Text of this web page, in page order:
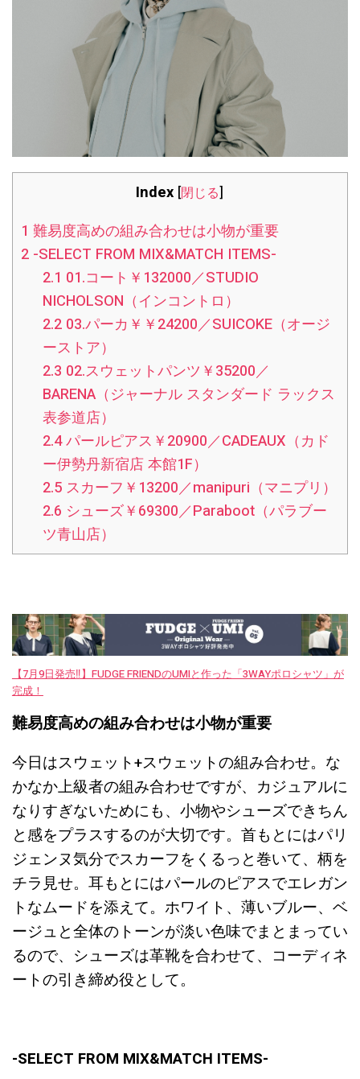
Index [閉じる]
1 難易度高めの組み合わせは小物が重要
2-SELECT FROM MIX&MATCH ITEMS-
2.1 01.コート￥132000／STUDIO
NICHOLSON（インコントロ）
2.2 03.パーカ￥￥24200／SUICOKE（オージ
ーストア）
2.3 02.スウェットパンツ￥35200／
BARENA（ジャーナル スタンダード ラックス
表参道店）
2.4パールピアス￥20900／CADEAUX（カド
ー伊勢丹新宿店 本館1F）
2.5 スカーフ￥13200／manipuri（マニプリ）
2.6 シューズ￥69300／Paraboot（パラブー
ツ青山店）
【7月9日発売‼︎】FUDGE FRIENDのUMIと作った「3WAYポロシャツ」が
完成！
難易度高めの組み合わせは小物が重要
今日はスウェット+スウェットの組み合わせ。な
かなか上級者の組み合わせですが、カジュアルに
なりすぎないためにも、小物やシューズできちん
と感をプラスするのが大切です。首もとにはパリ
ジェンヌ気分でスカーフをくるっと巻いて、柄を
チラ見せ。耳もとにはパールのピアスでエレガン
トなムードを添えて。ホワイト、薄いブルー、ベ
ージュと全体のトーンが淡い色味でまとまってい
るので、シューズは革靴を合わせて、コーディネ
ートの引き締め役として。
-SELECT FROM MIX&MATCH ITEMS-